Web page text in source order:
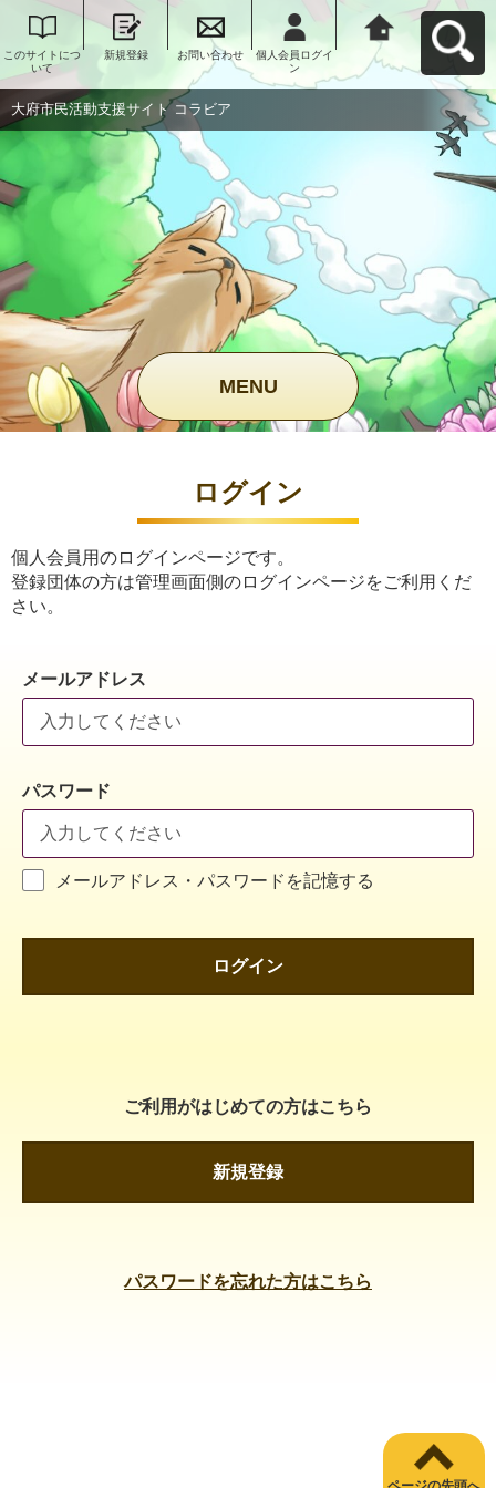
このサイトにつ
いて
新規登録 お問い合わせ
個人会員ログイ
ン
大府市民活動支
援サイト コラビ
アへ戻る
大府市民活動支援サイト コラビア
MENU
ログイン
個人会員用のログインページです。
登録団体の方は管理画面側のログインページをご利用くだ
さい。
メールアドレス
パスワード
メールアドレス・パスワードを記憶する
ログイン
ご利用がはじめての方はこちら
新規登録
パスワードを忘れた方はこちら